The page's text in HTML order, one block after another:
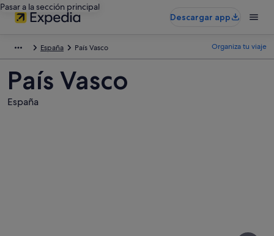
Pasar a la sección principal
Descargar app
España País Vasco Organiza tu viaje
País Vasco
España